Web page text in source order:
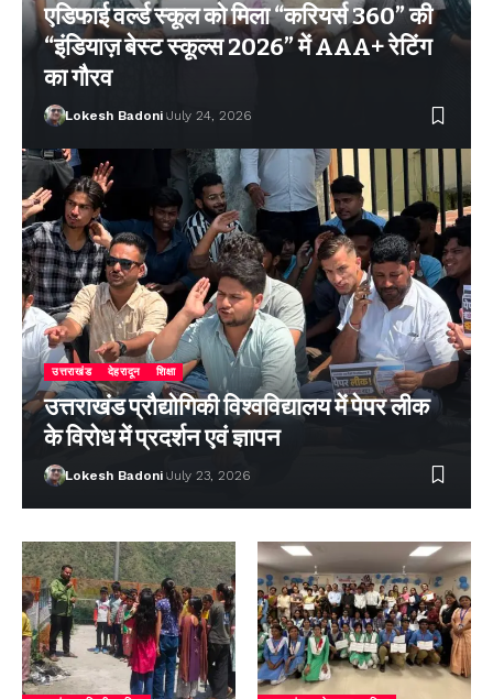
एडिफाई वर्ल्ड स्कूल को मिला “करियर्स 360” की
“इंडियाज़ बेस्ट स्कूल्स 2026” में AAA+ रेटिंग
का गौरव
Lokesh Badoni July 24, 2026
उत्तराखंड देहरादून शिक्षा
उत्तराखंड प्रौद्योगिकी विश्वविद्यालय में पेपर लीक
के विरोध में प्रदर्शन एवं ज्ञापन
Lokesh Badoni July 23, 2026